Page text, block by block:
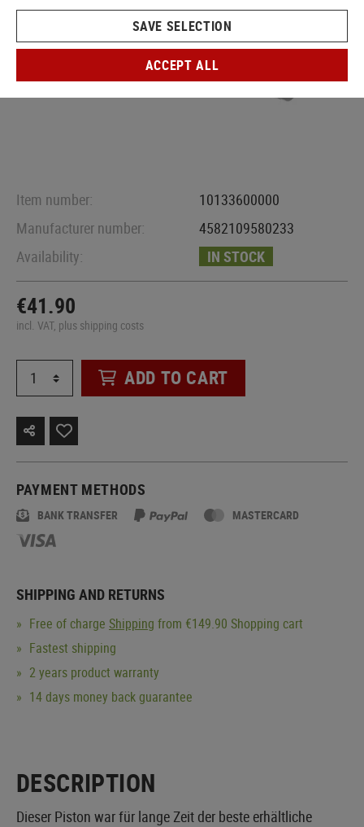
Item number:
10133600000
Manufacturer number:
4582109580233
Availability:
IN STOCK
€41.90
incl. VAT, plus shipping costs
ADD TO CART
PAYMENT METHODS
BANK TRANSFER MASTERCARD
SHIPPING AND RETURNS
Free of charge Shipping from €149.90 Shopping cart
Fastest shipping
2 years product warranty
14 days money back guarantee
DESCRIPTION
Dieser Piston war für lange Zeit der beste erhältliche
SAVE SELECTION
ACCEPT ALL